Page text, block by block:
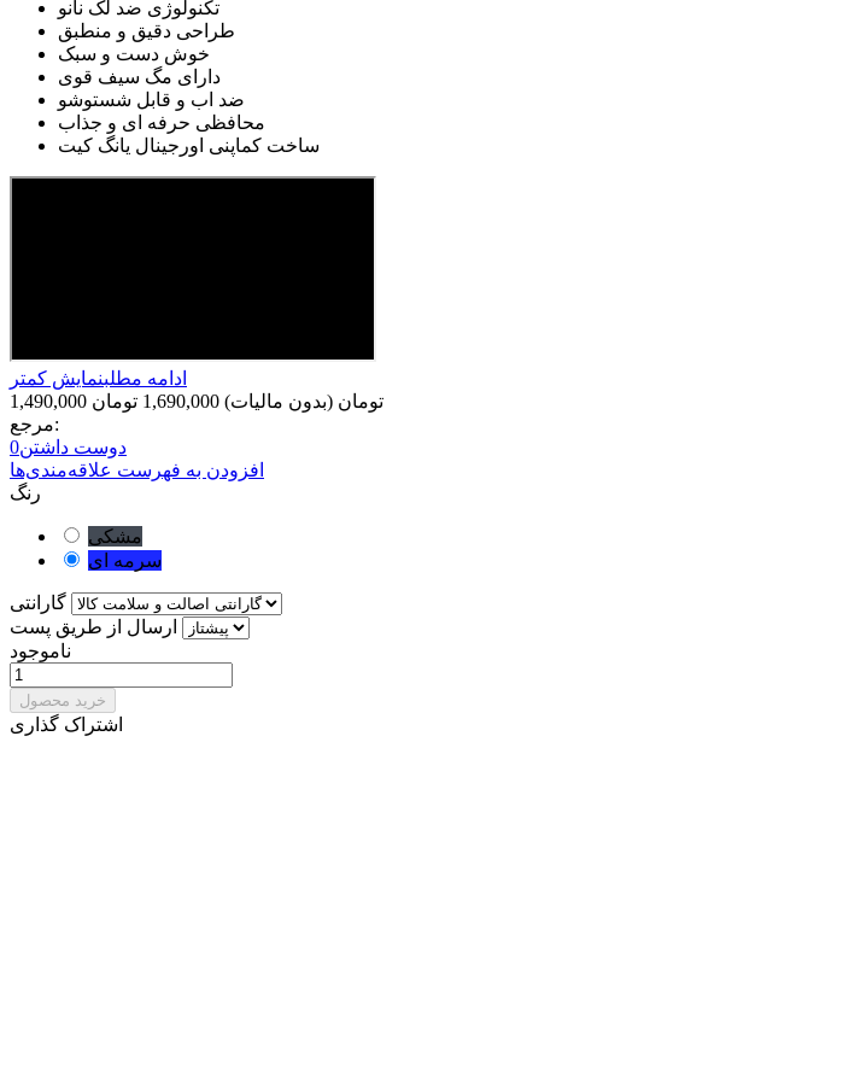
تکنولوژی ضد لک نانو
طراحی دقیق و منطبق
خوش دست و سبک
دارای مگ سیف قوی
ضد اب و قابل شستوشو
محافظی حرفه ای و جذاب
ساخت کماپنی اورجینال یانگ کیت
ادامه مطلبنمایش کمتر
1,490,000 تومان (بدون مالیات) 1,690,000 تومان
مرجع:
دوست داشتن0
افزودن به فهرست علاقه‌مندی‌ها
رنگ
مشکی
سرمه ای
گارانتی
ارسال از طریق پست
ناموجود
خرید محصول
اشتراک گذاری